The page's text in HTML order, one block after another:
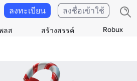
ลส สร้างสรรค์ Robux
ลงทะเบียน ลงชื่อเข้าใช้